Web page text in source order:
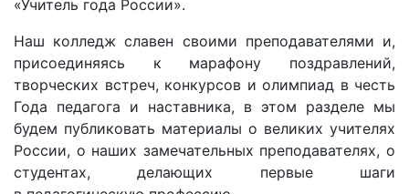
«Учитель года России».
Наш колледж славен своими преподавателями и,
присоединяясь к марафону поздравлений,
творческих встреч, конкурсов и олимпиад в честь
Года педагога и наставника, в этом разделе мы
будем публиковать материалы о великих учителях
России, о наших замечательных преподавателях, о
студентах, делающих первые шаги